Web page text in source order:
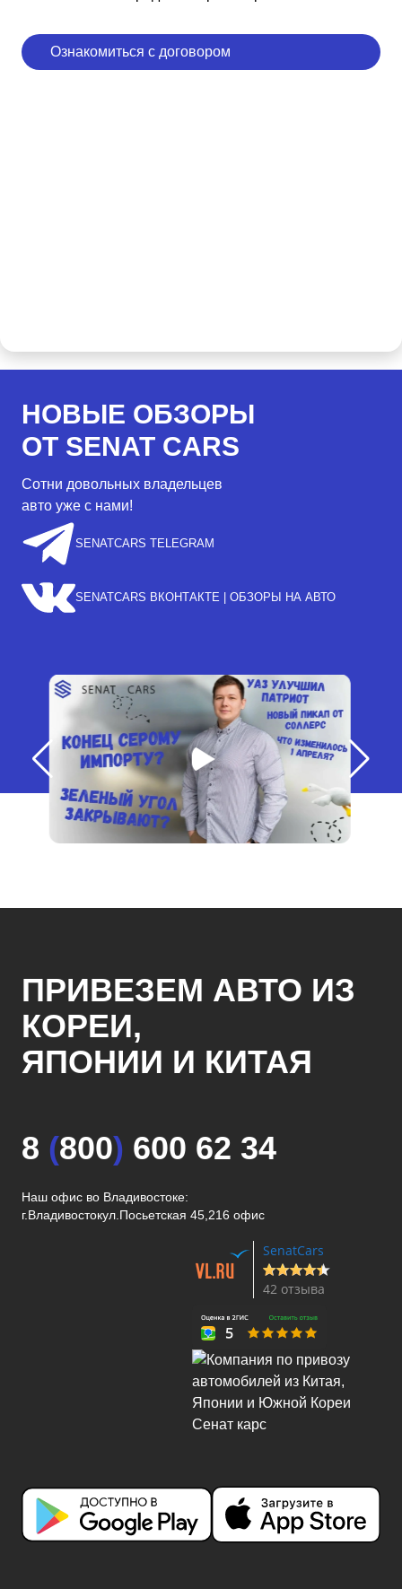
Ознакомиться с договором
НОВЫЕ ОБЗОРЫ
ОТ SENAT CARS
Сотни довольных владельцев
авто уже с нами!
SENATCARS TELEGRAM
SENATCARS ВКОНТАКТЕ | ОБЗОРЫ НА АВТО
ПРИВЕЗЕМ АВТО ИЗ
КОРЕИ,
ЯПОНИИ И КИТАЯ
8 (800) 600 62 34
Наш офис во Владивостоке:
г.Владивостокул.Посьетская 45,216 офис
SenatCars
42 отзыва